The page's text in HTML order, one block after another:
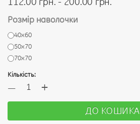
Розмір наволочки
40х60
50х70
70х70
Кількість:
— +
ДО КОШИКА